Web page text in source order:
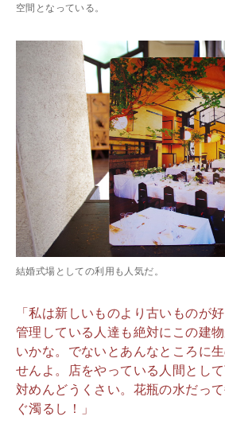
空間となっている。
結婚式場としての利用も人気だ。
「私は新しいものより古いものが
管理している人達も絶対にこの建
いかな。でないとあんなところに
せんよ。店をやっている人間とし
対めんどうくさい。花瓶の水だっ
ぐ濁るし！」